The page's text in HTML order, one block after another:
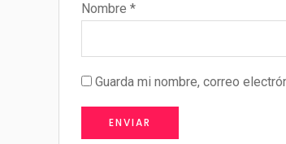
Nombre *
Guarda mi nombre, correo